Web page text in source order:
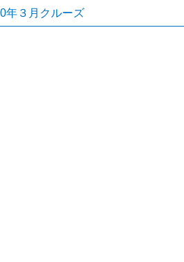
年３月クルーズ